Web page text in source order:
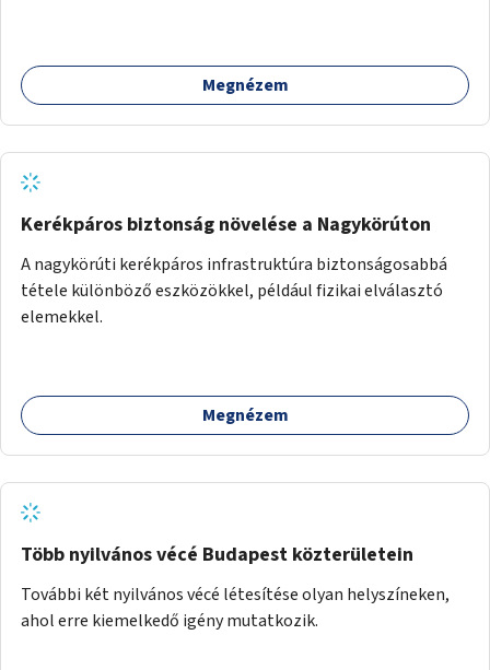
Megnézem
Kerékpáros biztonság növelése a Nagykörúton
A nagykörúti kerékpáros infrastruktúra biztonságosabbá
tétele különböző eszközökkel, például fizikai elválasztó
elemekkel.
Megnézem
Több nyilvános vécé Budapest közterületein
További két nyilvános vécé létesítése olyan helyszíneken,
ahol erre kiemelkedő igény mutatkozik.